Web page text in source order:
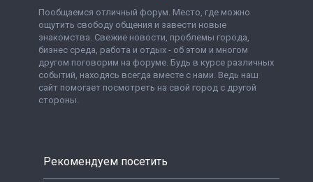
Пообщаемся отличный форум. Место, где можно
ощутить свободу общения и завести новые
знакомства. Свежие новости, проблемы города,
бизнес среда, работа и отдых - об этом и многом
другом поговорим на форуме. Будь в курсе различных
событий, находясь всегда вместе с нами. Ведь наш
сайт помогает посмотреть на свой город с другой
стороны.
Рекомендуем посетить